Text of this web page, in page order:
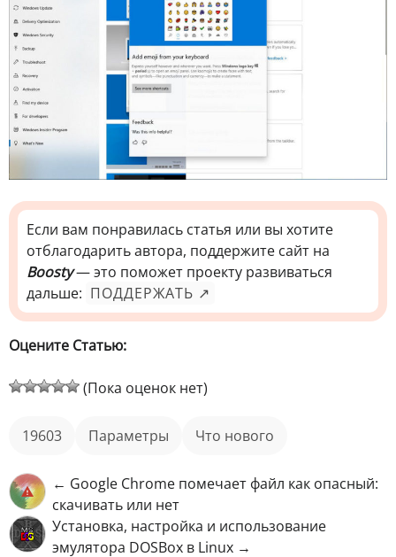
Если вам понравилась статья или вы хотите
отблагодарить автора, поддержите сайт на
Boosty— это поможет проекту развиваться
дальше: ПОДДЕРЖАТЬ ↗
Оцените Статью:
(Пока оценок нет)
19603 параметры Что нового
← Google Chrome помечает файл как опасный:
скачивать или нет
Установка, настройка и использование
эмулятора DOSBox в Linux →